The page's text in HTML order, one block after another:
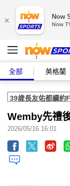
× Now
Now
全部 英格蘭
Wemby先禮
2026/05/16 16:01